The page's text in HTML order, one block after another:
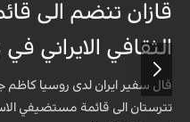
قازان تنضم الى
الثقافي الايراني
قال سفير ايران لدى روسيا كاظم
تترستان الى قائمة مستضيفي